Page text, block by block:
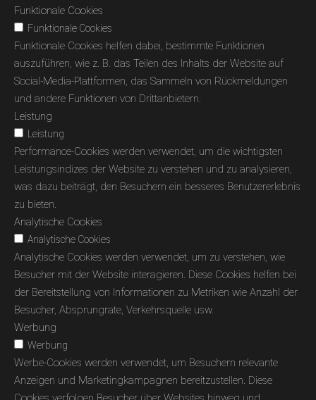
Funktionale Cookies
Funktionale Cookies
Funktionale Cookies helfen dabei, bestimmte Funktionen
auszuführen, wie z. B. das Teilen des Inhalts der Website auf
Social-Media-Plattformen, das Sammeln von Rückmeldungen
und andere Funktionen von Drittanbietern.
Leistung
Leistung
Performance-Cookies werden verwendet, um die wichtigsten
Leistungsindizes der Website zu verstehen und zu analysieren,
was dazu beiträgt, den Besuchern ein besseres Benutzererlebnis
zu bieten.
Analytische Cookies
Analytische Cookies
Analytische Cookies werden verwendet, um zu verstehen, wie
Besucher mit der Website interagieren. Diese Cookies helfen bei
der Bereitstellung von Informationen zu Metriken wie Anzahl der
Besucher, Absprungrate, Verkehrsquelle usw.
Werbung
Werbung
Werbe-Cookies werden verwendet, um Besuchern relevante
Anzeigen und Marketingkampagnen bereitzustellen. Diese